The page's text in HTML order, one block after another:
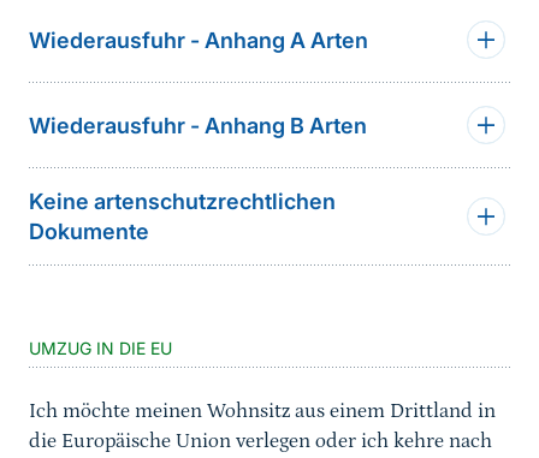
Wiederausfuhr - Anhang A Arten
Wiederausfuhr - Anhang B Arten
Keine artenschutzrechtlichen
Dokumente
UMZUG IN DIE EU
Ich möchte meinen Wohnsitz aus einem Drittland in
die Europäische Union verlegen oder ich kehre nach